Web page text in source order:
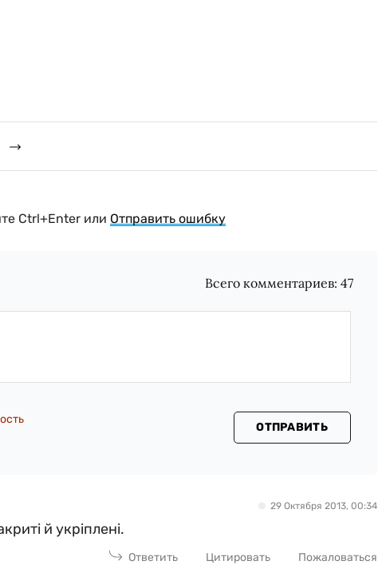
Ctrl+Enter или Отправить ошибку
Всего комментариев:47
ОТПРАВИТЬ
29 Октября 2013, 00:34
й укріплені.
Ответить Цитировать Пожаловаться